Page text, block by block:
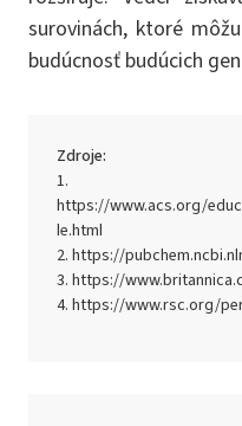
surovinách, ktoré
budúcnosť budúcich
Zdroje:
https://www.acs.org/
le.html
https://
https://
https://www.rsc.org/